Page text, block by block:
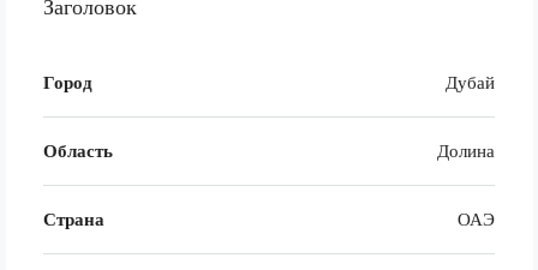
Заголовок
Город Дубай
Область Долина
Страна ОАЭ